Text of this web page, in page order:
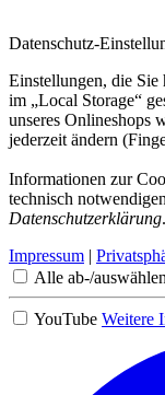
Datenschutz-
Einstellungen, die Sie
im „Local Storage“
unseres Onlineshops
jederzeit ändern
Informationen zur
technisch
Datenschutzerklärung.
Impressum |
Alle ab-/auswählen
YouTube Weitere